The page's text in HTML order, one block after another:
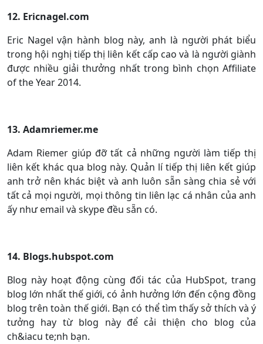
12. Ericnagel.com
Eric Nagel vận hành blog này, anh là người phát biểu
trong hội nghị tiếp thị liên kết cấp cao và là người giành
được nhiều giải thưởng nhất trong bình chọn Affiliate
of the Year 2014.
13. Adamriemer.me
Adam Riemer giúp đỡ tất cả những người làm tiếp thị
liên kết khác qua blog này. Quản lí tiếp thị liên kết giúp
anh trở nên khác biệt và anh luôn sẵn sàng chia sẻ với
tất cả mọi người, mọi thông tin liên lạc cá nhân của anh
ấy như email và skype đều sẵn có.
14. Blogs.hubspot.com
Blog này hoạt động cùng đối tác của HubSpot, trang
blog lớn nhất thế giới, có ảnh hưởng lớn đến cộng đồng
blog trên toàn thế giới. Bạn có thể tìm thấy sở thích và ý
tưởng hay từ blog này để cải thiện cho blog của
ch&iacu te;nh bạn.